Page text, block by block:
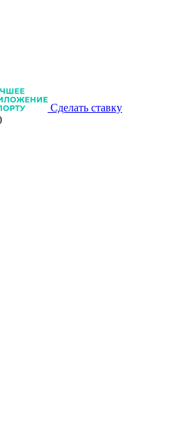
Сделать ставку